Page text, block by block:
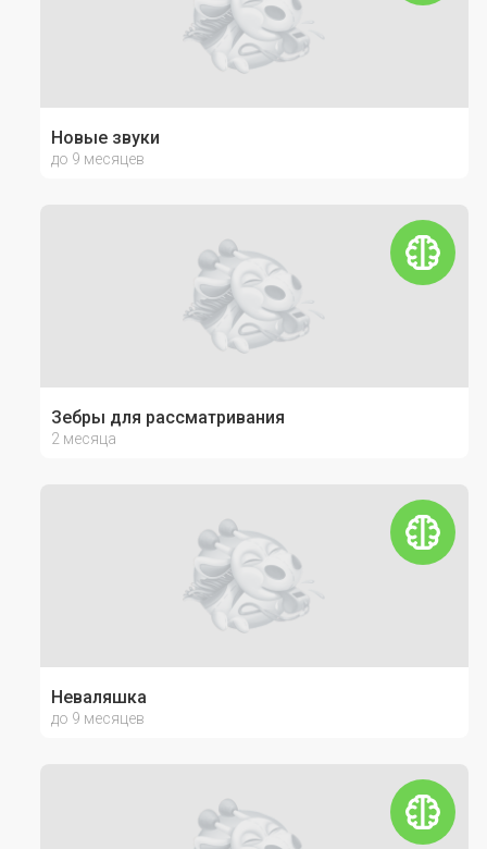
Новые звуки
до 9 месяцев
Зебры для рассматривания
2 месяца
Неваляшка
до 9 месяцев